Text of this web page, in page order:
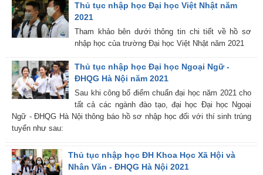
Thủ tục nhập học Đại học Việt Nhật năm
2021
Tham khảo bên dưới thông tin chi tiết về hồ sơ
nhập học của trường Đại học Việt Nhật năm 2021
Thủ tục nhập học Đại học Ngoại Ngữ -
ĐHQG Hà Nội năm 2021
Sau khi công bố điểm chuẩn đại học năm 2021 cho
tất cả các ngành đào tạo, đại học Đại học Ngoại
Ngữ - ĐHQG Hà Nội thông báo hồ sơ nhập học đối với thí sinh trúng
tuyển như sau:
Thủ tục nhập học ĐH Khoa Học Xã Hội và
Nhân Văn - ĐHQG Hà Nội 2021